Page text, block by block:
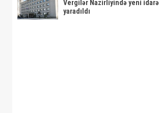
Vergilər Nazirliyində yeni idarə
yaradıldı